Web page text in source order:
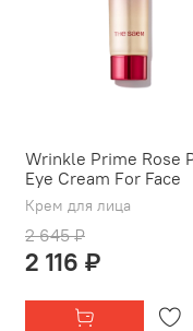
Wrinkle Prime Rose
Eye Cream For Face
Крем для лица
2 645 ₽
2 116 ₽